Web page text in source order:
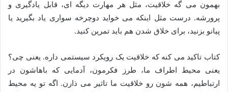
بهمون می گه خلاقیت، مثل هر مهارت دیگه ای، قابل یادگیری و
پرورشه. درست مثل اینکه می خواید دوچرخه سواری یاد بگیرید یا
پیانو بزنید، برای خلاق شدن هم باید تمرین کنید.
کتاب تاکید می کنه که خلاقیت یک رویکرد سیستمی داره. یعنی چی؟
یعنی محیط اطراف ما، طرز فکرمون، آدمایی که باهاشون در
ارتباطیم، همه شون رو خلاقیت ما تاثیر می ذارن. اگه تو یه محیط